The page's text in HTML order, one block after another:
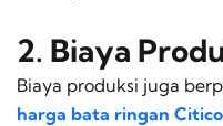
2. Biaya
Biaya produksi juga
harga bata ringan